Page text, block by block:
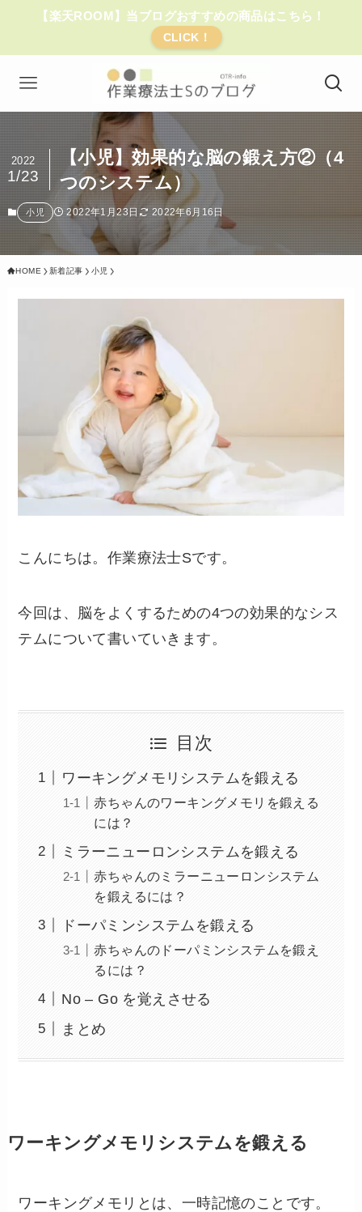
【楽天ROOM】当ブログおすすめの商品はこちら！
CLICK！
【小児】効果的な脳の鍛え方②（4
つのシステム）
2022
1/23
小児 2022年1月23日 2022年6月16日
HOME 新着記事 小児
こんにちは。作業療法士Sです。
今回は、脳をよくするための4つの効果的なシス
テムについて書いていきます。
目次
ワーキングメモリシステムを鍛える
赤ちゃんのワーキングメモリを鍛える
には？
ミラーニューロンシステムを鍛える
赤ちゃんのミラーニューロンシステム
を鍛えるには？
ドーパミンシステムを鍛える
赤ちゃんのドーパミンシステムを鍛え
るには？
No – Go を覚えさせる
まとめ
ワーキングメモリシステムを鍛える
ワーキングメモリとは、一時記憶のことです。